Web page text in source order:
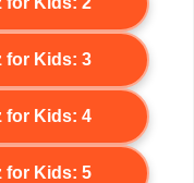
for Kids: 3
for Kids: 4
for Kids: 5